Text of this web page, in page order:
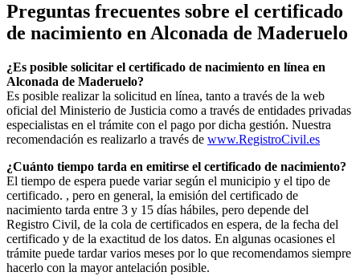
Preguntas frecuentes sobre el certificado
de nacimiento enAlconada de Maderuelo
¿Es posible solicitar el certificado de nacimiento en línea en
Alconada de Maderuelo?
Es posible realizar la solicitud en línea, tanto a través de la web
oficial del Ministerio de Justicia como a través de entidades privadas
especialistas en el trámite con el pago por dicha gestión. Nuestra
recomendación es realizarlo a través de www.RegistroCivil.es
¿Cuánto tiempo tarda en emitirse el certificado de nacimiento?
El tiempo de espera puede variar según el municipio y el tipo de
certificado. , pero en general, la emisión del certificado de
nacimiento tarda entre 3 y 15 días hábiles, pero depende del
Registro Civil, de la cola de certificados en espera, de la fecha del
certificado y de la exactitud de los datos. En algunas ocasiones el
trámite puede tardar varios meses por lo que recomendamos siempre
hacerlo con la mayor antelación posible.